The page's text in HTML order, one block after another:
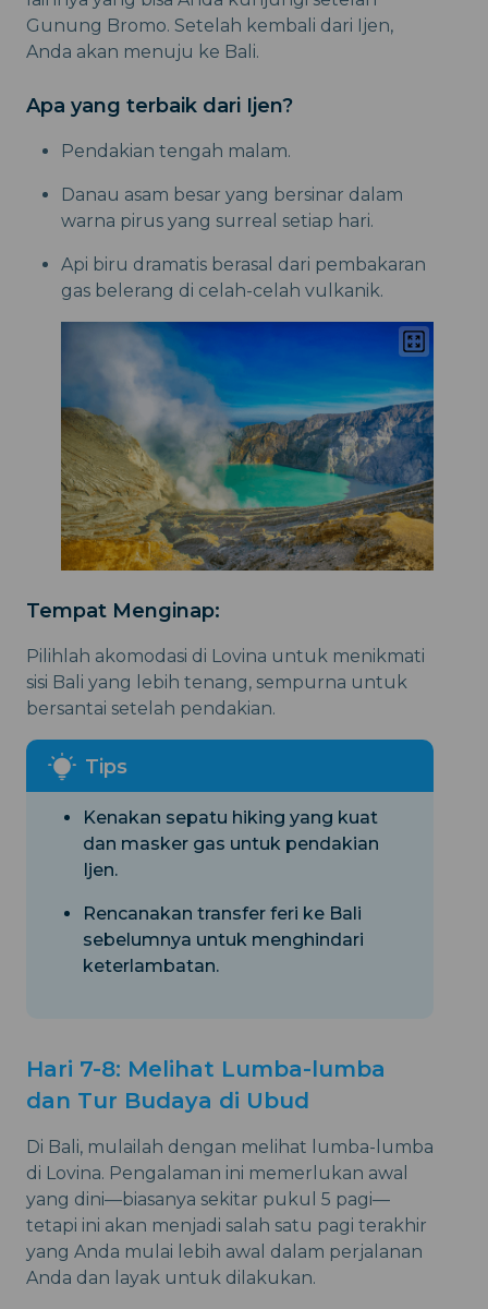
Gunung Bromo. Setelah kembali dari Ijen,
Anda akan menuju ke Bali.
Apa yang terbaik dari Ijen?
Pendakian tengah malam.
Danau asam besar yang bersinar dalam
warna pirus yang surreal setiap hari.
Api biru dramatis berasal dari pembakaran
gas belerang di celah-celah vulkanik.
Tempat Menginap:
Pilihlah akomodasi di Lovina untuk menikmati
sisi Bali yang lebih tenang, sempurna untuk
bersantai setelah pendakian.
Kenakan sepatu hiking yang kuat
dan masker gas untuk pendakian
Ijen.
Rencanakan transfer feri ke Bali
sebelumnya untuk menghindari
keterlambatan.
Hari 7-8: Melihat Lumba-lumba
dan Tur Budaya di Ubud
Di Bali, mulailah dengan melihat lumba-lumba
di Lovina. Pengalaman ini memerlukan awal
yang dini—biasanya sekitar pukul 5 pagi—
tetapi ini akan menjadi salah satu pagi terakhir
yang Anda mulai lebih awal dalam perjalanan
Anda dan layak untuk dilakukan.